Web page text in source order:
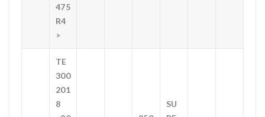
475
R4
>
TE
300
201
8
SU